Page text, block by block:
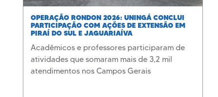
OPERAÇÃO RONDON 2026: UNINGÁ CONCLUI
PARTICIPAÇÃO COM AÇÕES DE EXTENSÃO EM
PIRAÍ DO SUL E JAGUARIAÍVA
Acadêmicos e professores participaram de
atividades que somaram mais de 3,2 mil
atendimentos nos Campos Gerais